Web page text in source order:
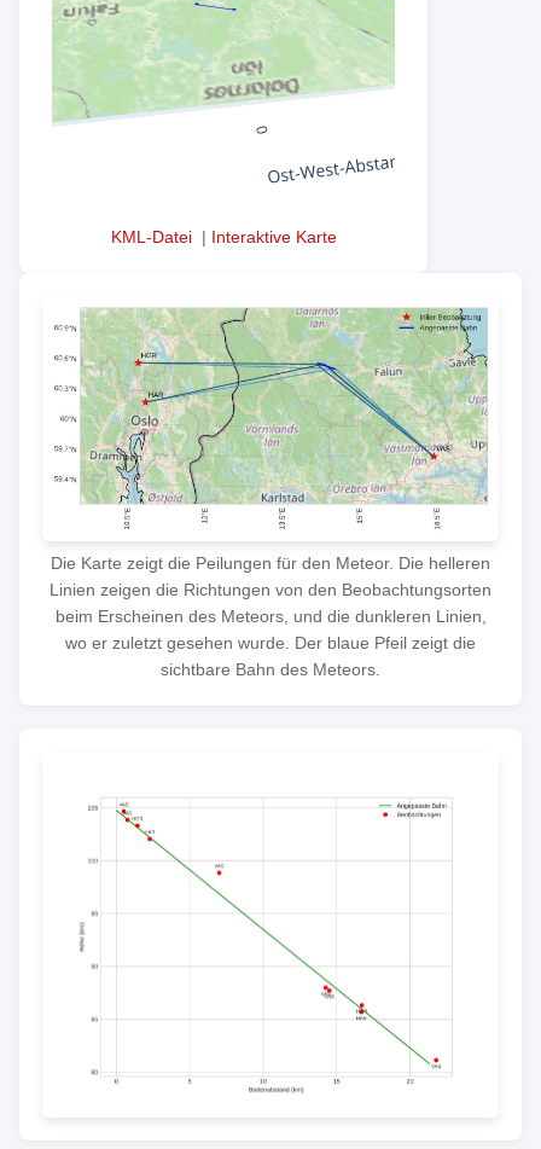
KML-Datei| Interaktive Karte
Die Karte zeigt die Peilungen für den Meteor. Die helleren
Linien zeigen die Richtungen von den Beobachtungsorten
beim Erscheinen des Meteors, und die dunkleren Linien,
wo er zuletzt gesehen wurde. Der blaue Pfeil zeigt die
sichtbare Bahn des Meteors.